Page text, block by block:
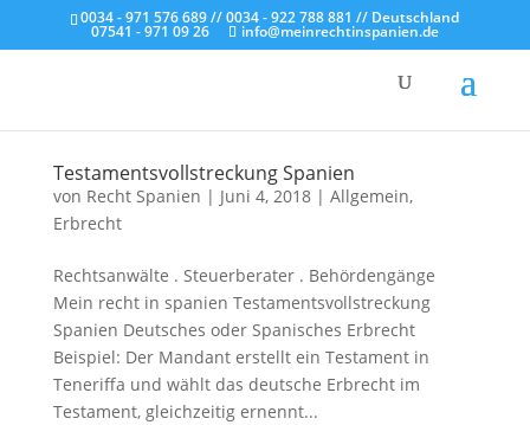
0034 - 971 576 689 // 0034 - 922 788 881 // Deutschland
07541 - 971 09 26 info@meinrechtinspanien.de
Testamentsvollstreckung Spanien
von Recht Spanien | Juni 4, 2018| Allgemein,
Erbrecht
Rechtsanwälte . Steuerberater . Behördengänge
Mein recht in spanien Testamentsvollstreckung
Spanien Deutsches oder Spanisches Erbrecht
Beispiel: Der Mandant erstellt ein Testament in
Teneriffa und wählt das deutsche Erbrecht im
Testament, gleichzeitig ernennt...